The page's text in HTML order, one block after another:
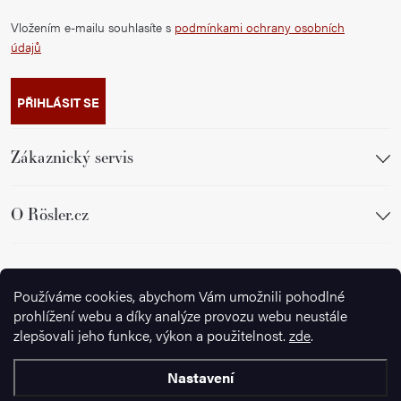
Používáme cookies, abychom Vám umožnili pohodlné
prohlížení webu a díky analýze provozu webu neustále
zlepšovali jeho funkce, výkon a použitelnost. zde.
Nastavení
Vložením e-mailu souhlasíte s podmínkami ochrany osobních
údajů
PŘIHLÁSIT SE
Zákaznický servis
O Rösler.cz
Sledujte nás